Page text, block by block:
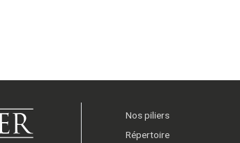
Nos piliers
Répertoire